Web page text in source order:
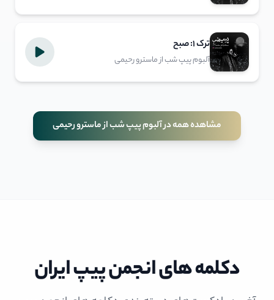
ترک ۱: صبح
آلبوم پیپ شب از ماسترو رحیمی
مشاهده همه در آلبوم پیپ شب از ماسترو رحیمی
دکلمه های انجمن پیپ ایران